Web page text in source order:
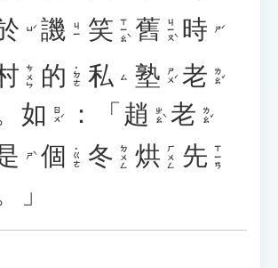
ㄩˊ 譏 ㄐㄧ 笑 ㄒㄧㄠˋ 舊 ㄐㄧㄡˋ 時 ㄕˊ
ㄘㄨㄣ 的 ˙ㄉㄜ 私 ㄙ 塾 ㄕㄨˊ 老 ㄌㄠˇ
如 ㄖㄨˊ ：「 趙 ㄓㄠˋ 老 ㄌㄠˇ
ㄕˋ 個 ˙ㄍㄜ 冬 ㄉㄨㄥ 烘 ㄏㄨㄥ 先 ㄒㄧㄢ
」